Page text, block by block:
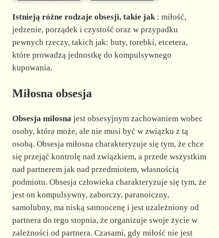
Istnieją różne rodzaje obsesji, takie jak: miłość,
jedzenie, porządek i czystość oraz w przypadku
pewnych rzeczy, takich jak: buty, torebki, etcetera,
które prowadzą jednostkę do kompulsywnego
kupowania.
Miłosna obsesja
Obsesja miłosna jest obsesyjnym zachowaniem wobec
osoby, która może, ale nie musi być w związku z tą
osobą. Obsesja miłosna charakteryzuje się tym, że chce
się przejąć kontrolę nad związkiem, a przede wszystkim
nad partnerem jak nad przedmiotem, własnością
podmiotu. Obsesja człowieka charakteryzuje się tym, że
jest on kompulsywny, zaborczy, paranoiczny,
samolubny, ma niską samoocenę i jest uzależniony od
partnera do tego stopnia, że organizuje swoje życie w
zależności od partnera. Czasami, gdy miłość nie jest